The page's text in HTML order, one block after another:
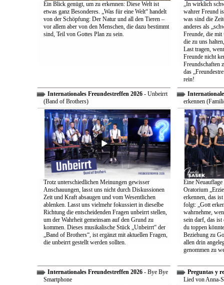
Ein Blick genügt, um zu erkennen: Diese Welt ist
etwas ganz Besonderes. „Was für eine Welt“ handelt
von der Schöpfung: Der Natur und all den Tieren –
vor allem aber von den Menschen, die dazu bestimmt
sind, Teil von Gottes Plan zu sein.
„In wirklich
wahrer Freund
was sind die
anderes als
Freunde, die mit
die zu uns
Last tragen,
Freunde nicht
Freundschaften
das
rein!
Internationales Freundestreffen 2026- Unbeirrt
(Band of Brothers)
Trotz unterschiedlichen Meinungen gewisser
Anschauungen, lasst uns nicht durch Diskussionen
Zeit und Kraft absaugen und vom Wesentlichen
ablenken. Lasst uns vielmehr fokussiert in dieselbe
Richtung die entscheidenden Fragen unbeirrt stellen,
um der Wahrheit gemeinsam auf den Grund zu
kommen. Dieses musikalische Stück „Unbeirrt“ der
„Band of Brothers“, ist ergänzt mit aktuellen Fragen,
die unbeirrt gestellt werden sollten.
erkennen
Eine Neuauflage
Oratorium
erkennen, das
folgt: „Gott
wahrnehme,
sein darf, das ist
du toppen
Beziehung zu
allen drin
genommen zu
Internationales Freundestreffen 2026- Bye Bye
Smartphone
Preguntas y
Lied von Anna-